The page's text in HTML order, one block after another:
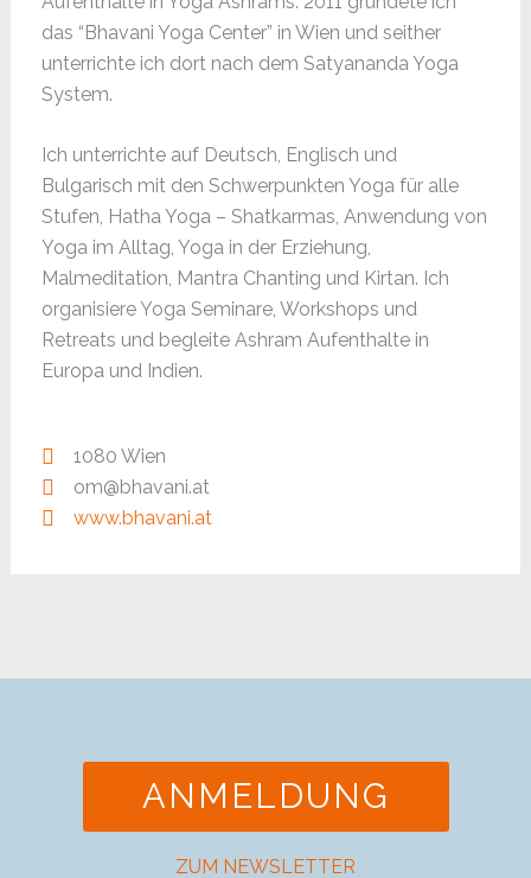
das “Bhavani Yoga Center” in Wien und seither
unterrichte ich dort nach dem Satyananda Yoga
System.
Ich unterrichte auf Deutsch, Englisch und
Bulgarisch mit den Schwerpunkten Yoga für alle
Stufen, Hatha Yoga – Shatkarmas, Anwendung von
Yoga im Alltag, Yoga in der Erziehung,
Malmeditation, Mantra Chanting und Kirtan. Ich
organisiere Yoga Seminare, Workshops und
Retreats und begleite Ashram Aufenthalte in
Europa und Indien.
1080 Wien
om@bhavani.at
www.bhavani.at
ANMELDUNG
ZUM NEWSLETTER